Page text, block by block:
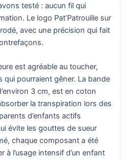
testé : aucun fil qui
Le logo Pat’Patrouille sur
avec une précision qui fait
est agréable au toucher,
qui pourraient gêner. La bande
3 cm, est en coton
la transpiration lors des
d’enfants actifs
évite les gouttes de sueur
chaque composant a été
à l’usage intensif d’un enfant